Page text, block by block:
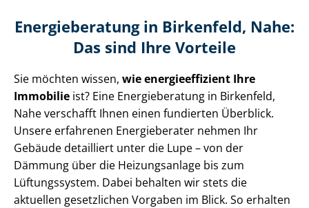
Energieberatung in Birkenfeld, Nahe:
Das sind Ihre Vorteile
Sie möchten wissen, wie en­er­gie­ef­fi­zi­ent Ihre
Immobilie ist? Eine Energieberatung in Birkenfeld,
Nahe verschafft Ihnen einen fundierten Überblick.
Unsere erfahrenen Energieberater nehmen Ihr
Gebäude detailliert unter die Lupe – von der
Dämmung über die Heizungsanlage bis zum
Lüftungssystem. Dabei behalten wir stets die
aktuellen gesetzlichen Vorgaben im Blick. So erhalten